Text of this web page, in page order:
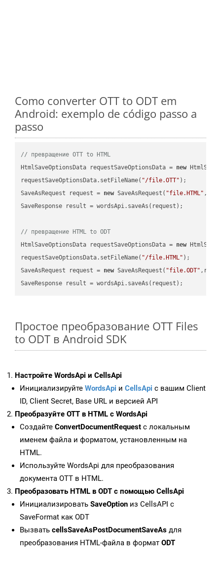
Como converter OTT to ODT em
Android: exemplo de código passo a
passo
// превращение OTT to HTML
HtmlSaveOptionsData requestSaveOptionsData = new
requestSaveOptionsData.setFileName( "/file.OTT" );
SaveAsRequest request = new SaveAsRequest( "file.HTML"
SaveResponse result = wordsApi.saveAs(request);
// превращение HTML to ODT
HtmlSaveOptionsData requestSaveOptionsData = new
requestSaveOptionsData.setFileName( "/file.HTML" );
SaveAsRequest request = new SaveAsRequest( "file.ODT"
Простое преобразование OTT Files
to ODT в Android SDK
Настройте WordsApi и CellsApi
Инициализируйте WordsApi и CellsApi с вашим Client
ID, Client Secret, Base URL и версией API
Преобразуйте OTT в HTML с WordsApi
Создайте ConvertDocumentRequest с локальным
именем файла и форматом, установленным на
HTML.
Используйте WordsApi для преобразования
документа OTT в HTML.
Преобразовать HTML в ODT с помощью CellsApi
Инициализировать SaveOption из CellsAPI с
SaveFormat как ODT
Вызвать cellsSaveAsPostDocumentSaveAs для
преобразования HTML-файла в формат ODT